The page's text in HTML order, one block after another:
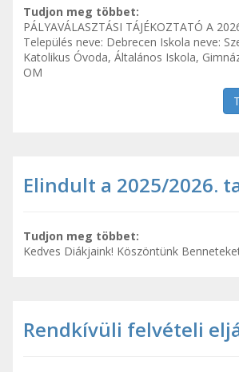
Tudjon meg többet:
PÁLYAVÁLASZTÁSI TÁJÉKOZTATÓ A
Település neve: Debrecen Iskola neve:
Katolikus Óvoda, Általános Iskola,
OM
Elindult a 2025/2026.
Tudjon meg többet:
Kedves Diákjaink! Köszöntünk
Rendkívüli felvételi